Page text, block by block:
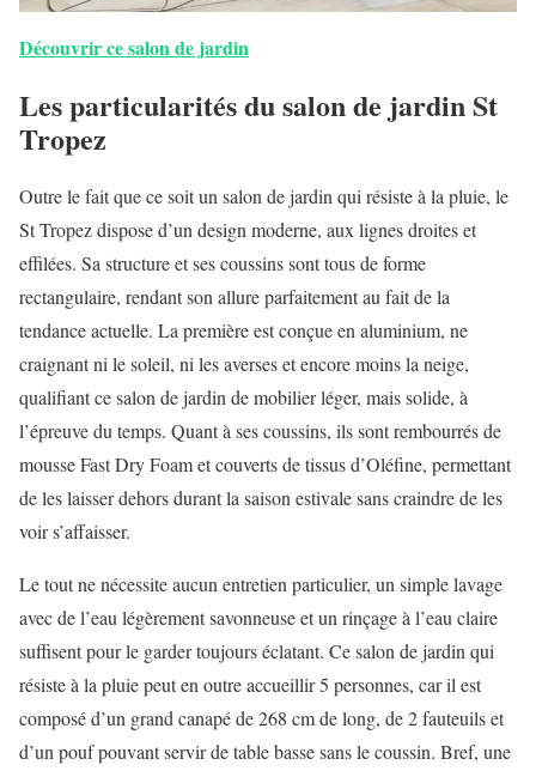
Découvrir ce salon de jardin
Les particularités du salon de jardin St
Tropez
Outre le fait que ce soit un salon de jardin qui résiste à la pluie, le
St Tropez dispose d’un design moderne, aux lignes droites et
effilées. Sa structure et ses coussins sont tous de forme
rectangulaire, rendant son allure parfaitement au fait de la
tendance actuelle. La première est conçue en aluminium, ne
craignant ni le soleil, ni les averses et encore moins la neige,
qualifiant ce salon de jardin de mobilier léger, mais solide, à
l’épreuve du temps. Quant à ses coussins, ils sont rembourrés de
mousse Fast Dry Foam et couverts de tissus d’Oléfine, permettant
de les laisser dehors durant la saison estivale sans craindre de les
voir s’affaisser.
Le tout ne nécessite aucun entretien particulier, un simple lavage
avec de l’eau légèrement savonneuse et un rinçage à l’eau claire
suffisent pour le garder toujours éclatant. Ce salon de jardin qui
résiste à la pluie peut en outre accueillir 5 personnes, car il est
composé d’un grand canapé de 268 cm de long, de 2 fauteuils et
d’un pouf pouvant servir de table basse sans le coussin. Bref, une